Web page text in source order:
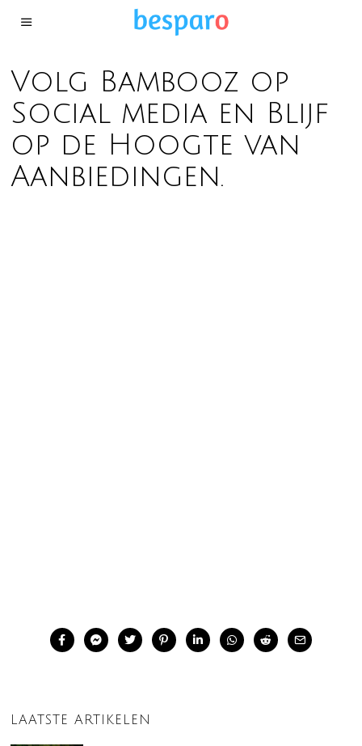
Volg Bambooz op
Social media en Blijf
op de Hoogte van
Aanbiedingen.
LAATSTE ARTIKELEN